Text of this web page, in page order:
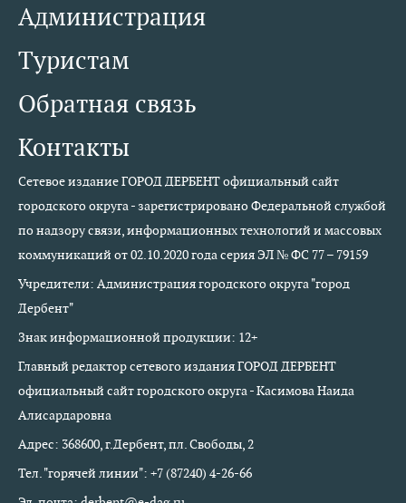
Администрация
Туристам
Обратная связь
Контакты
Сетевое издание ГОРОД ДЕРБЕНТ официальный сайт
городского округа - зарегистрировано Федеральной службой
по надзору связи, информационных технологий и массовых
коммуникаций от 02.10.2020 года серия ЭЛ № ФС 77 – 79159
Учредители: Администрация городского округа "город
Дербент"
Знак информационной продукции: 12+
Главный редактор сетевого издания ГОРОД ДЕРБЕНТ
официальный сайт городского округа - Касимова Наида
Алисардаровна
Адрес: 368600, г.Дербент, пл. Свободы, 2
Тел. "горячей линии": +7 (87240) 4-26-66